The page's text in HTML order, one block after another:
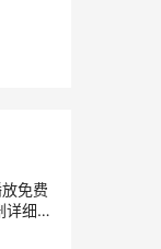
免费
详细介